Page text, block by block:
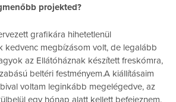
projekted?
grafikára hihetetlenül
kedvenc megbízásom volt, de legalább
az Ellátóháznak készített freskómra,
beltéri festményem.A kiállításaim
voltam leginkább megelégedve, az
egy hónap alatt kellett befejeznem,